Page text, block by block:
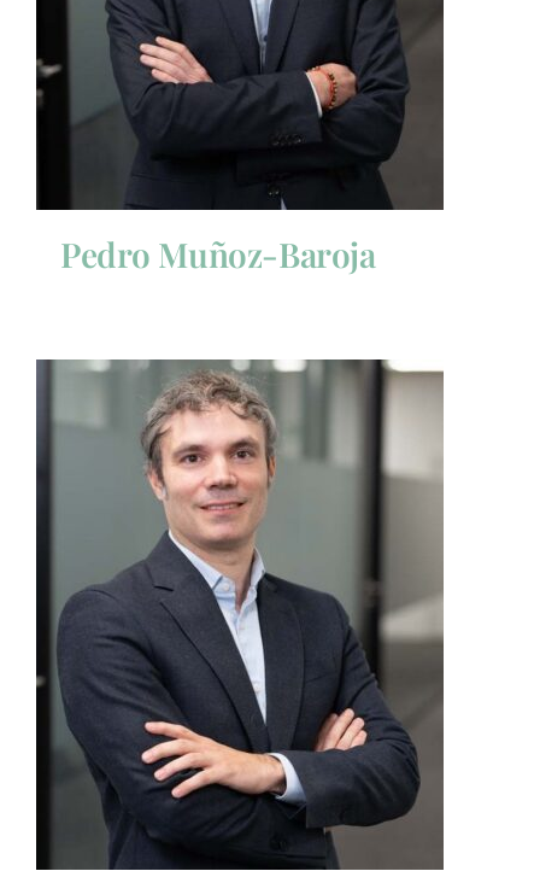
Pedro Muñoz-Baroja